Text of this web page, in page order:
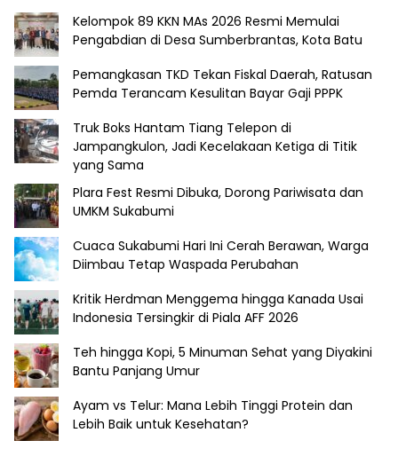
Kelompok 89 KKN MAs 2026 Resmi Memulai
Pengabdian di Desa Sumberbrantas, Kota Batu
Pemangkasan TKD Tekan Fiskal Daerah, Ratusan
Pemda Terancam Kesulitan Bayar Gaji PPPK
Truk Boks Hantam Tiang Telepon di
Jampangkulon, Jadi Kecelakaan Ketiga di Titik
yang Sama
Plara Fest Resmi Dibuka, Dorong Pariwisata dan
UMKM Sukabumi
Cuaca Sukabumi Hari Ini Cerah Berawan, Warga
Diimbau Tetap Waspada Perubahan
Kritik Herdman Menggema hingga Kanada Usai
Indonesia Tersingkir di Piala AFF 2026
Teh hingga Kopi, 5 Minuman Sehat yang Diyakini
Bantu Panjang Umur
Ayam vs Telur: Mana Lebih Tinggi Protein dan
Lebih Baik untuk Kesehatan?